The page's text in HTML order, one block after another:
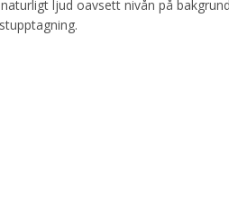
ljud oavsett nivån på